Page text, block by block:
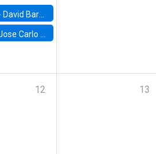
David Bardey, Universidad de los Andes - CEDE
Carlo Bermudez, UC (ME) & World Bank
12 13